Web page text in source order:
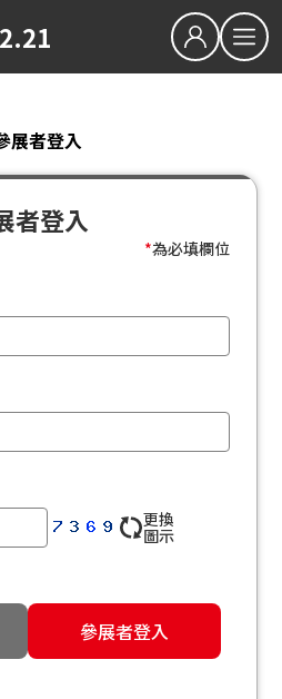
關於TiBE
關於台北國際書展
最新消息
2027TiBE台北國際書展
2026TiBE台北國際書展
書展亮點
出版動態
國際書展臺灣館
2026TIBE線上書展
登入
記密碼
冊
展者登入
者登入
*為必填欄位
更換
圖示
參展者登入